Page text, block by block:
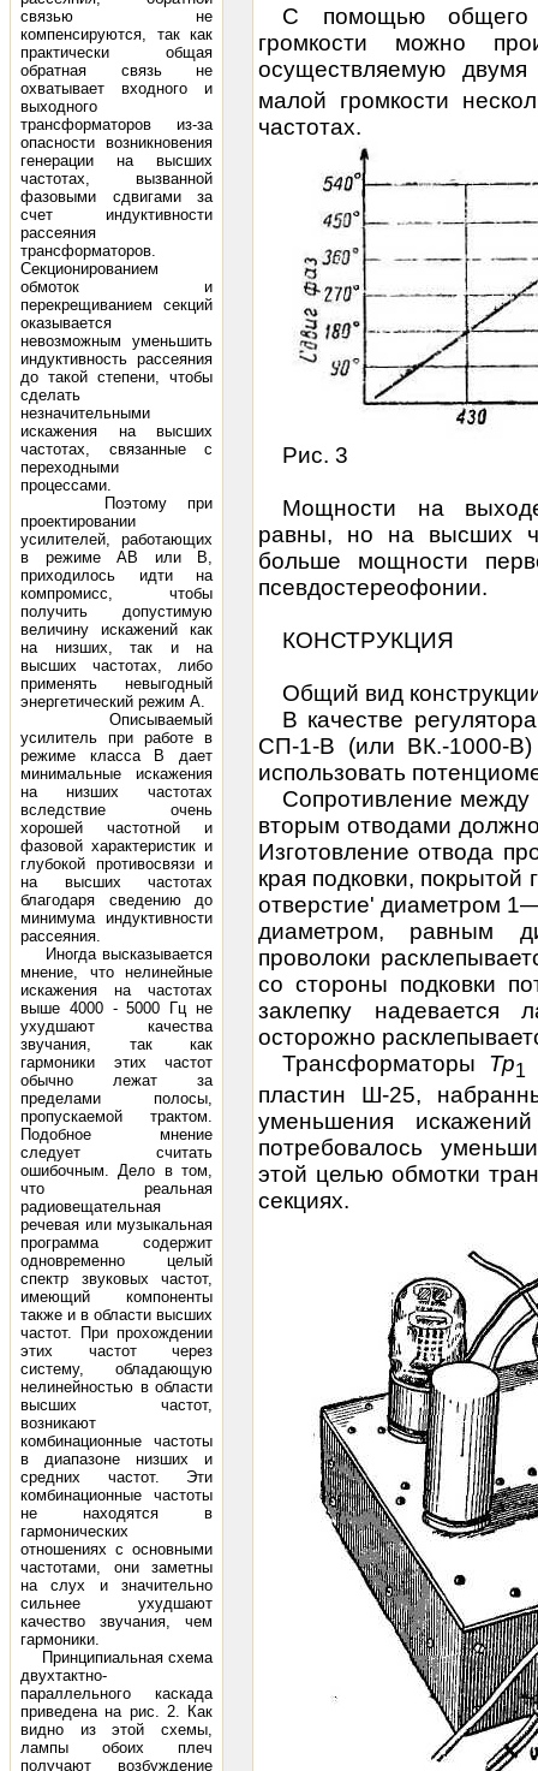
связью не
компенсируются, так как
практически общая
обратная связь не
охватывает входного и
выходного
трансформаторов из-за
опасности возникновения
генерации на высших
частотах, вызванной
фазовыми сдвигами за
счет индуктивности
рассеяния
трансформаторов.
Секционированием
обмоток и
перекрещиванием секций
оказывается
невозможным уменьшить
индуктивность рассеяния
до такой степени, чтобы
сделать
незначительными
искажения на высших
частотах, связанные с
переходными
процессами.
Поэтому при
проектировании
усилителей, работающих
в режиме АВ или В,
приходилось идти на
компромисс, чтобы
получить допустимую
величину искажений как
на низших, так и на
высших частотах, либо
применять невыгодный
энергетический режим А.
Описываемый
усилитель при работе в
режиме класса В дает
минимальные искажения
на низших частотах
вследствие очень
хорошей частотной и
фазовой характеристик и
глубокой противосвязи и
на высших частотах
благодаря сведению до
минимума индуктивности
рассеяния.
Иногда высказывается
мнение, что нелинейные
искажения на частотах
выше 4000 - 5000 Гц не
ухудшают качества
звучания, так как
гармоники этих частот
обычно лежат за
пределами полосы,
пропускаемой трактом.
Подобное мнение
следует считать
ошибочным. Дело в том,
что реальная
радиовещательная
речевая или музыкальная
программа содержит
одновременно целый
спектр звуковых частот,
имеющий компоненты
также и в области высших
частот. При прохождении
этих частот через
систему, обладающую
нелинейностью в области
высших частот,
возникают
комбинационные частоты
в диапазоне низших и
средних частот. Эти
комбинационные частоты
не находятся в
гармонических
отношениях с основными
частотами, они заметны
на слух и значительно
сильнее ухудшают
качество звучания, чем
гармоники.
Принципиальная схема
двухтактно-
параллельного каскада
приведена на рис. 2. Как
видно из этой схемы,
лампы обоих плеч
получают возбуждение
С помощью общего
громкости можно
осуществляемую
малой громкости
частотах.
Рис. 3
Мощности на
равны, но на высших
больше мощности
псевдостереофонии.
КОНСТРУКЦИЯ
Общий вид
В качестве
СП-1-В (или ВК.-1000-
использовать
Сопротивление
вторым отводами
Изготовление отвода
края подковки,
отверстие' диаметром
диаметром, равным
проволоки
со стороны подковки
заклепку надевается
осторожно
Трансформаторы Тр1
пластин Ш-25,
уменьшения
потребовалось
этой целью обмотки
секциях.